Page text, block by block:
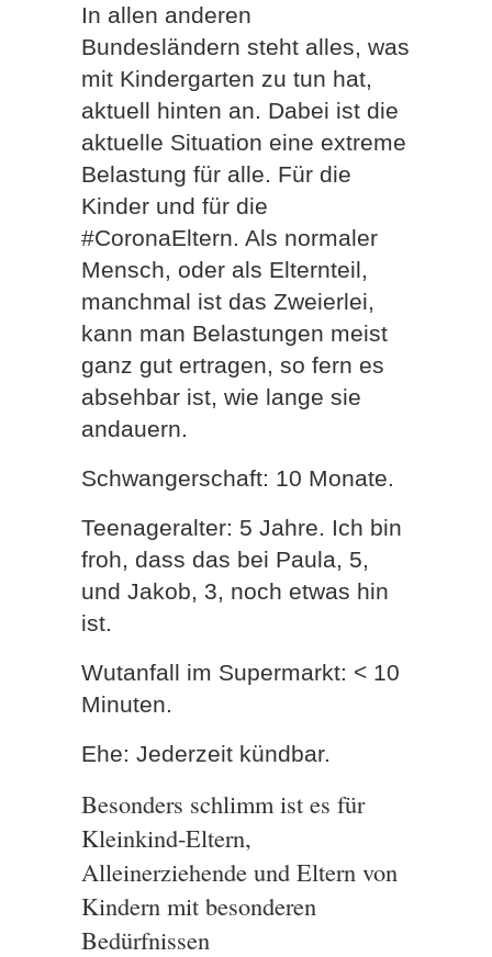
In allen anderen
Bundesländern steht alles, was
mit Kindergarten zu tun hat,
aktuell hinten an. Dabei ist die
aktuelle Situation eine extreme
Belastung für alle. Für die
Kinder und für die
#CoronaEltern. Als normaler
Mensch, oder als Elternteil,
manchmal ist das Zweierlei,
kann man Belastungen meist
ganz gut ertragen, so fern es
absehbar ist, wie lange sie
andauern.
Schwangerschaft: 10 Monate.
Teenageralter: 5 Jahre. Ich bin
froh, dass das bei Paula, 5,
und Jakob, 3, noch etwas hin
ist.
Wutanfall im Supermarkt: < 10
Minuten.
Ehe: Jederzeit kündbar.
Besonders schlimm ist es für
Kleinkind-Eltern,
Alleinerziehende und Eltern von
Kindern mit besonderen
Bedürfnissen